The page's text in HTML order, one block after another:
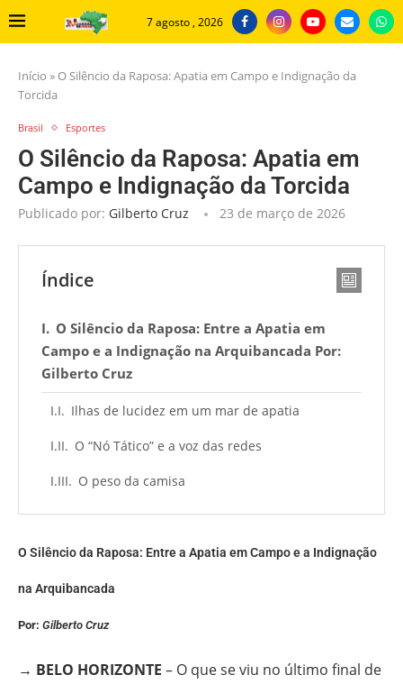
7 agosto , 2026
Início » O Silêncio da Raposa: Apatia em Campo e Indignação da
Torcida
Brasil Esportes
O Silêncio da Raposa: Apatia em
Campo e Indignação da Torcida
Publicado por: Gilberto Cruz 23 de março de 2026
Índice
O Silêncio da Raposa: Entre a Apatia em
Campo e a Indignação na Arquibancada Por:
Gilberto Cruz
Ilhas de lucidez em um mar de apatia
O “Nó Tático” e a voz das redes
O peso da camisa
O Silêncio da Raposa: Entre a Apatia em Campo e a Indignação
na Arquibancada
Por: Gilberto Cruz
→ BELO HORIZONTE – O que se viu no último final de